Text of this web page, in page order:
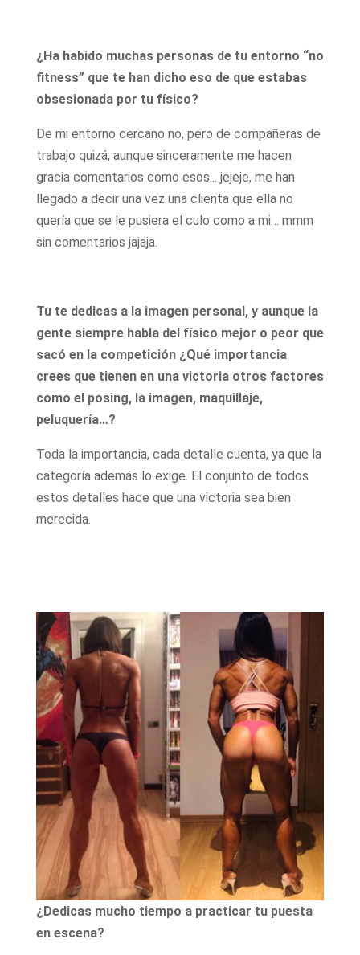
¿Ha habido muchas personas de tu entorno “no
fitness” que te han dicho eso de que estabas
obsesionada por tu físico?
De mi entorno cercano no, pero de compañeras de
trabajo quizá, aunque sinceramente me hacen
gracia comentarios como esos... jejeje, me han
llegado a decir una vez una clienta que ella no
quería que se le pusiera el culo como a mi… mmm
sin comentarios jajaja.
Tu te dedicas a la imagen personal, y aunque la
gente siempre habla del físico mejor o peor que
sacó en la competición ¿Qué importancia
crees que tienen en una victoria otros factores
como el posing, la imagen, maquillaje,
peluquería…?
Toda la importancia, cada detalle cuenta, ya que la
categoría además lo exige. El conjunto de todos
estos detalles hace que una victoria sea bien
merecida.
¿Dedicas mucho tiempo a practicar tu puesta
en escena?